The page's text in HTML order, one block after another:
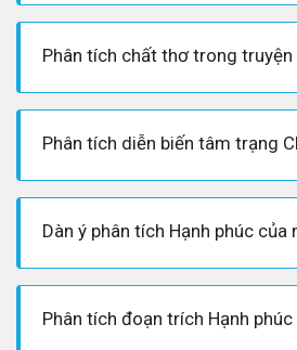
Dàn ý phân tích Hạnh phúc